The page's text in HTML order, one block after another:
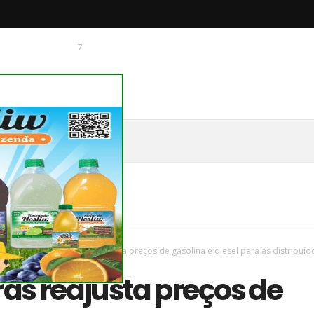
7
CHAGUINHAS
/Novas/Petrobras reajusta preços de gasolina e diesel para as
reajusta preços de